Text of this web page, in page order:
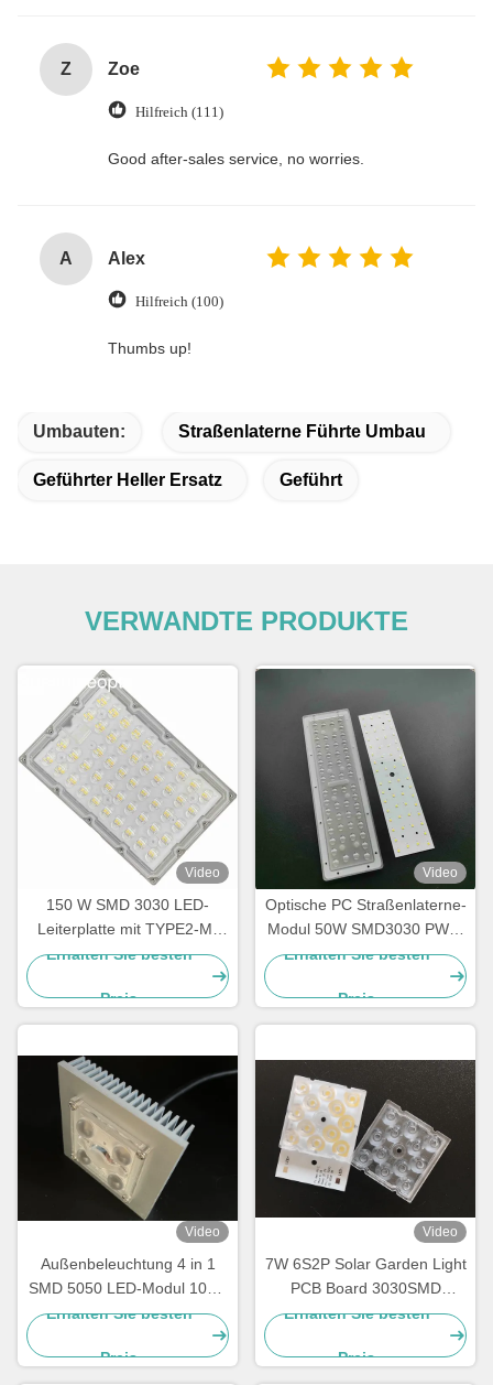
Z Zoe
Hilfreich (111)
Good after-sales service, no worries.
A Alex
Hilfreich (100)
Thumbs up!
Umbauten: Straßenlaterne Führte Umbau
Geführter Heller Ersatz Geführt
VERWANDTE PRODUKTE
Video
150 W SMD 3030 LED-
Leiterplatte mit TYPE2-M-
Abstrahlwinkelobjektiv für
Lichtmodul-Großhändler
Erhalten Sie besten
Preis
Video
Optische PC Straßenlaterne-
Modul 50W SMD3030 PWB-
Modul-Straßenlaterne-
Erhalten Sie besten
Preis
Video
Außenbeleuchtung 4 in 1
SMD 5050 LED-Modul 10W-
15W mit 150x75-Grad-
Erhalten Sie besten
Preis
Video
7W 6S2P Solar Garden Light
PCB Board 3030SMD
Kundenspezifisches Modul
Erhalten Sie besten
Preis